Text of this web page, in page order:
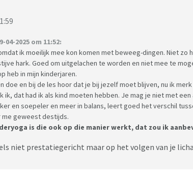
2025 om 11:52:
ik moeilijk mee kon komen met beweeg-dingen. Niet zo
hark. Goed om uitgelachen te worden en niet mee te
heb in mijn kinderjaren.
doe en bij de les hoor dat je bij jezelf moet blijven, nu ik
ik, dat had ik als kind moeten hebben. Je mag je niet met
en soepeler en meer in balans, leert goed het verschil
me geweest destijds.
is die ook op die manier werkt, dat zou ik
niet prestatiegericht maar op het volgen van je